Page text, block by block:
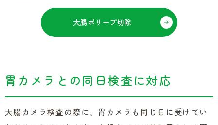
大腸ポリープ切除
胃カメラとの同日検査に対応
大腸カメラ検査の際に、胃カメラも同じ日に受けてい